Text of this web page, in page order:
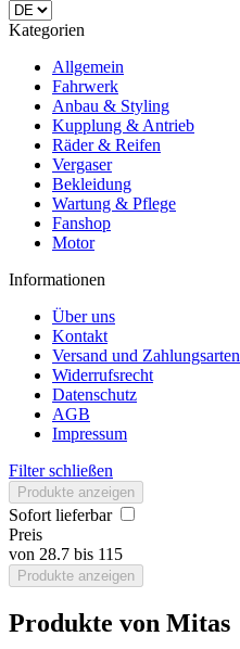
Kategorien
Allgemein
Fahrwerk
Anbau & Styling
Kupplung & Antrieb
Räder & Reifen
Vergaser
Bekleidung
Wartung & Pflege
Fanshop
Motor
Informationen
Über uns
Kontakt
Versand und Zahlungsarten
Widerrufsrecht
Datenschutz
AGB
Impressum
Filter schließen
Produkte anzeigen
Sofort lieferbar
Preis
von 28.7 bis 115
Produkte anzeigen
Produkte von Mitas